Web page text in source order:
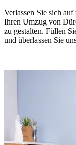
Verlassen Sie sich auf
Ihren Umzug von
zu gestalten. Füllen
und überlassen Sie